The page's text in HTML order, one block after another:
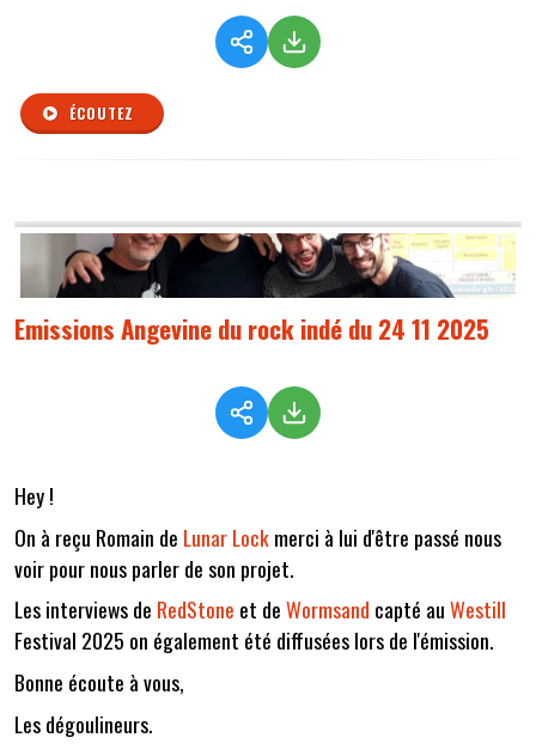
ÉCOUTEZ
Emissions Angevine du rock indé du 24 11 2025
Hey !
On à reçu Romain de Lunar Lockmerci à lui d'être passé nous
voir pour nous parler de son projet.
Les interviews de RedStone et deWormsand capté auWestill
Festival 2025 on également été diffusées lors de l'émission.
Bonne écoute à vous,
Les dégoulineurs.